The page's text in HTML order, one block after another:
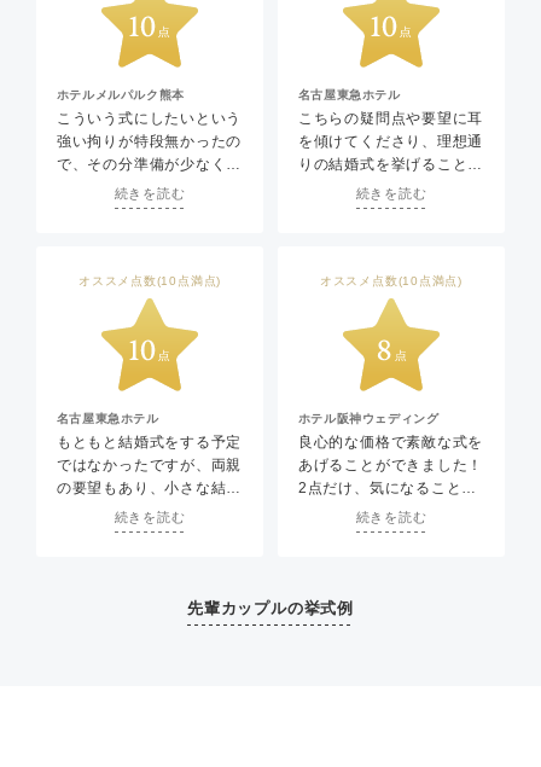
ホテルメルパルク熊本
こういう式にしたいという
強い拘りが特段無かったの
で、その分準備が少なく？
有難かったのですが、一生
に一度の初めての式だった
いか？何か必要なことは他
にもあるのか？というのが
心配だったくらいで、それ
以外特に不安や不満はあり
ませんでした。いつも丁寧
に対応してくだり、疑問点
にはすぐ応えていただいて
いたので助かりました。ス
タッフの皆さんが優しい雰
囲気の方が多く、とても接
しやすかったです。前述の
心配が一気に吹き飛ぶくら
とても楽しかったです。本
当にありがとうございま
続きを読む
名古屋東急ホテル
こちらの疑問点や要望に耳
を傾けてくださり、理想通
りの結婚式を挙げることが
できました。小さな結婚式
を選んでよかったです。
続きを読む
オススメ点数(10点満点)
名古屋東急ホテル
もともと結婚式をする予定
ではなかったですが、両親
の要望もあり、小さな結婚
式でお願いすることになり
ました。家族だけの式と食
い、場所と料理は希望のも
のにしていただきました。
続きを読む
オススメ点数(10点満点)
ホテル阪神ウェディング
良心的な価格で素敵な式を
あげることができました！
2点だけ、気になることが
ありました。①お手本バイ
トをお願いする人を数日前
た。(次回の方と話してて
判明)②新郎新婦のテーブ
続きを読む
先輩カップルの挙式例